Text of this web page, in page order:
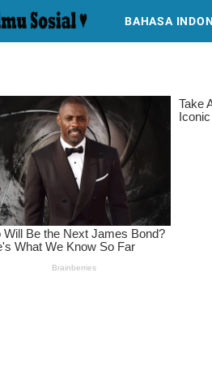
BAHASA